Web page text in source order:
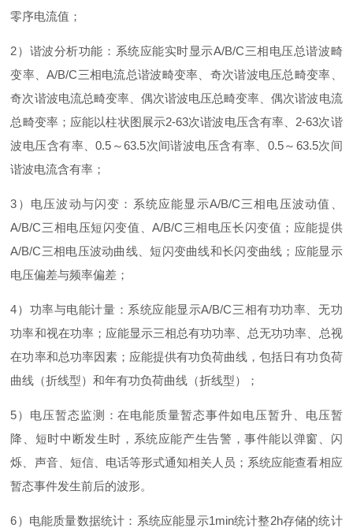
零序电流值；
2）谐波分析功能：系统应能实时显示A/B/C三相电压总谐波畸
变率 、A/B/C三相电流总谐波畸变率、奇次谐波电压总畸变率、
奇次谐波电流总畸变率、偶次谐波电压总畸变率、偶次谐波电流
总畸变率；应能以柱状图展示2-63次谐波电压含有率 2-63次谐
波电压含有率、0.5 ～63.5次间谐波电压含有率 0.5～ 63.5次间
谐波电流含有率；
3 ）电压波动与闪变：系统应能显 示A/B/C三相电压波动值
A/B/C三相电压短闪变值 、A/B/C三相电压长闪变值；应能提供
A/B/C三相电压波动曲线、短闪变曲线和长闪变曲线；应能显示
电压偏差与频率偏差；
4）功率与电能计量：系统应能显 示A/B/C三相有功功率、无功
功率和视在功率；应能显示三相总有功功率、总无功功率、总视
在功率和总功率因素；应能提供有功负荷曲线，包括日有功负荷
曲线（折线型）和年有功负荷曲线（折线型）；
5）电压暂态监测：在电能质量暂态事件如电压暂升、电压暂
降、短时中断发生时，系统应能产生告警，事件能以弹窗、闪
烁、声音、短信、电话等形式通知相关人员；系统应能查看相应
暂态事件发生前后的波形。
6）电能质量数据统计：系统应能显 示1min统计整2h存储的统计